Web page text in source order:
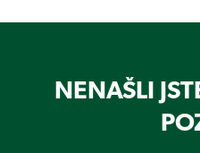
NENAŠLI